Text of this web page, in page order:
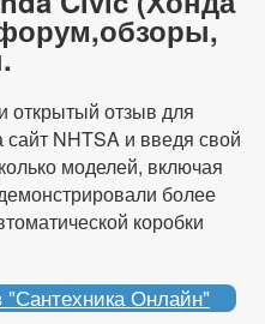
открытый отзыв для
NHTSA и введя свой
моделей, включая
более
коробки
Онлайн"